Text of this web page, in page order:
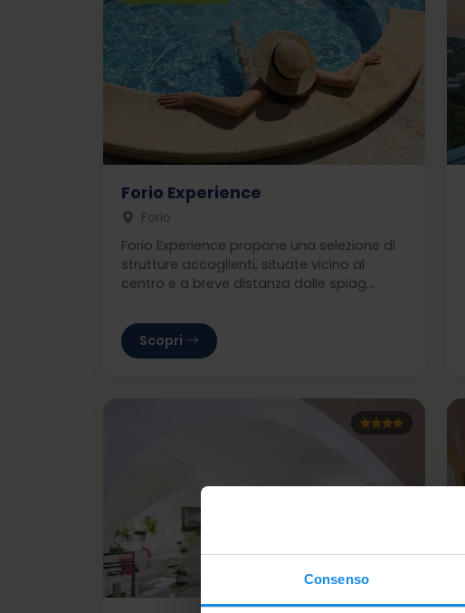
Consenso
Forio Experience
Forio
Forio Experience propone una selezione di
strutture accoglienti, situate vicino al
centro e a breve distanza dalle spiag...
Scopri